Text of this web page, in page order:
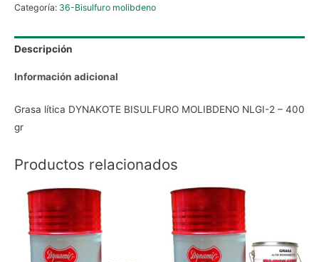
Categoría: 36-Bisulfuro molibdeno
Descripción
Información adicional
Grasa lítica DYNAKOTE BISULFURO MOLIBDENO NLGI-2 – 400
gr
Productos relacionados